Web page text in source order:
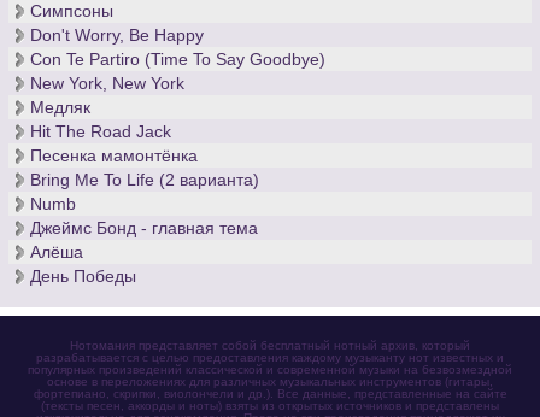
Симпсоны
Don't Worry, Be Happy
Con Te Partiro (Time To Say Goodbye)
New York, New York
Медляк
Hit The Road Jack
Песенка мамонтёнка
Bring Me To Life (2 варианта)
Numb
Джеймс Бонд - главная тема
Алёша
День Победы
Нотомания представляет собой бесплатный нотный архив, который
разрабатывается с целью предоставления каждому музыканту нот известных и
популярных произведений классической и современной музыки на безвозмездной
основе в переложениях для различных музыкальных инструментов (гитары,
фортепиано, скрипки, виолончели и др.). Все данные, представленные на сайте
(тексты песен, аккорды и ноты) взяты из открытых источников и представлены